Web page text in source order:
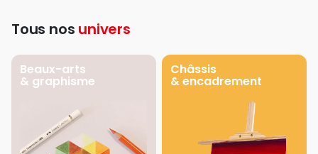
Tous nos univers
Beaux-arts
& graphisme
Châssis
& encadrement